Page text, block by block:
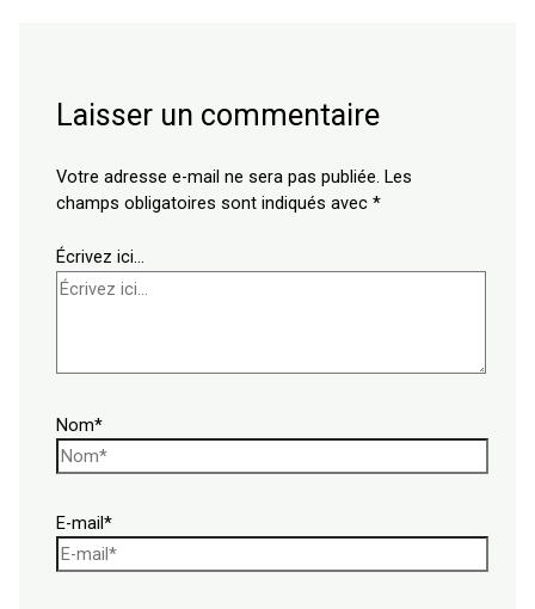
Laisser un commentaire
Votre adresse e-mail ne sera pas publiée. Les
champs obligatoires sont indiqués avec*
Écrivez ici…
Nom*
E-mail*